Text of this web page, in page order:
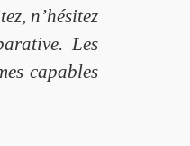
n’hésitez
Les
capables